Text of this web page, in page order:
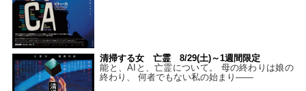
清掃する女 亡霊 8/29(土)～1週間限定
能と、AIと、亡霊について。 母の終わりは娘の
終わり、 何者でもない私の始まり――